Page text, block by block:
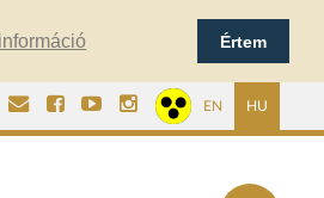
Értem
EN HU